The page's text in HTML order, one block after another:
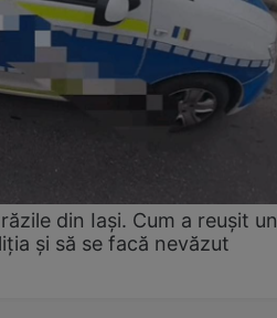
din Iași. Cum a reușit un
și să se facă nevăzut